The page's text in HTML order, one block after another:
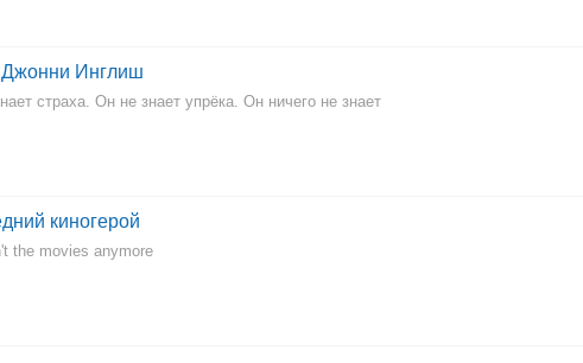
Джонни Инглиш
страха. Он не знает упрёка. Он ничего не знает
киногерой
the movies anymore